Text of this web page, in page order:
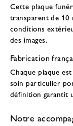
Cette plaque
transparent de 10
conditions
des images.
Fabrication
Chaque plaque
soin particulier
définition garantit
Notre